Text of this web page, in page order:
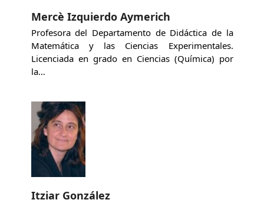
Mercè Izquierdo Aymerich
Profesora del Departamento de Didáctica de la
Matemática y las Ciencias Experimentales.
Licenciada en grado en Ciencias (Química) por
la…
Itziar González